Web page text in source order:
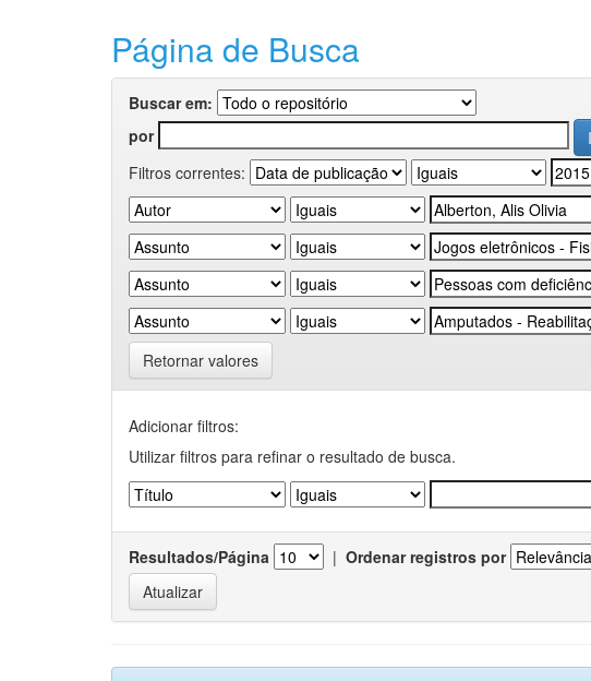
Página de Busca
Buscar em:
por
Filtros correntes:
Retornar valores
Adicionar filtros:
Utilizar filtros para refinar o resultado de busca.
Resultados/Página | Ordenar registros por